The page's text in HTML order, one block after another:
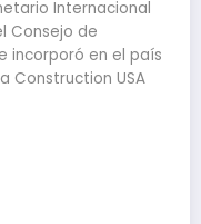
Internacional
Consejo de
incorporó en el país
Construction USA